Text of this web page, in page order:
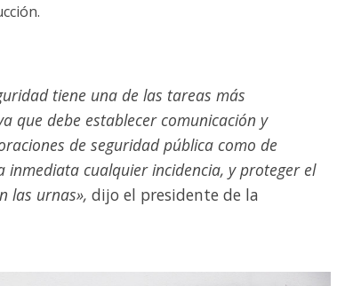
tiene una de las tareas más
que debe establecer comunicación y
de seguridad pública como de
cualquier incidencia, y proteger el
las urnas», dijo el presidente de la